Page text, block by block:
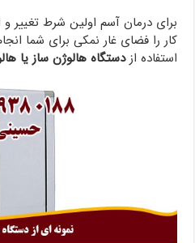
برای درمان آسم اولین شرط تغییر
کار را فضای غار نمکی برای شما
استفاده ازدستگاه هالوژن ساز یا